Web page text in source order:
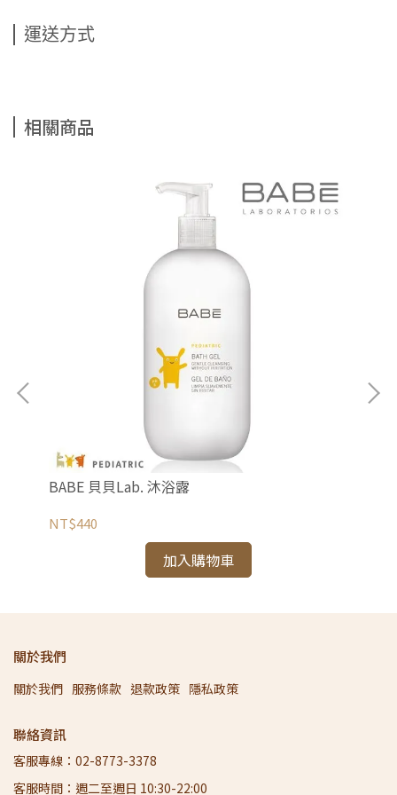
運送方式
相關商品
BABE 貝貝Lab. 沐浴露
NT$440
加入購物車
關於我們
關於我們 服務條款 退款政策 隱私政策
聯絡資訊
客服專線：02-8773-3378
客服時間：週二至週日 10:30-22:00